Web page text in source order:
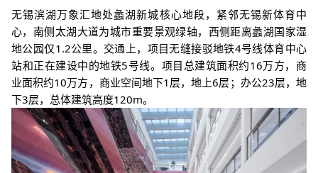
无锡滨湖万象汇地处蠡湖新城核心地段，紧邻无锡新体育中
心，南侧太湖大道为城市重要景观绿轴，西侧距离蠡湖国家湿
地公园仅1.2公里。交通上，项目无缝接驳地铁4号线体育中心
站和正在建设中的地铁5号线。项目总建筑面积约16万方，商
业面积约10万方，商业空间地下1层，地上6层；办公23层，地
下3层，总体建筑高度120m。